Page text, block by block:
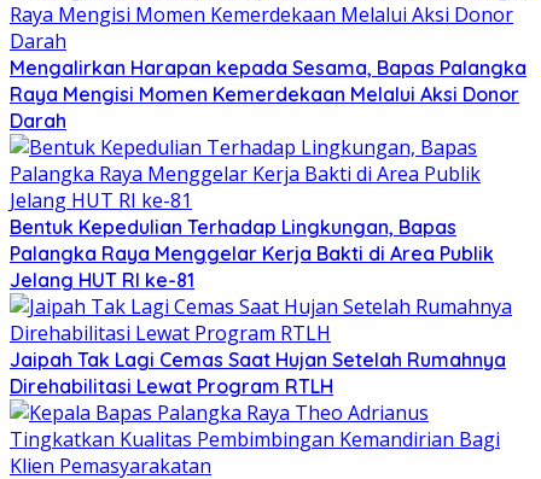
Mengalirkan Harapan kepada Sesama, Bapas Palangka
Raya Mengisi Momen Kemerdekaan Melalui Aksi Donor
Darah
Bentuk Kepedulian Terhadap Lingkungan, Bapas
Palangka Raya Menggelar Kerja Bakti di Area Publik
Jelang HUT RI ke-81
Jaipah Tak Lagi Cemas Saat Hujan Setelah Rumahnya
Direhabilitasi Lewat Program RTLH